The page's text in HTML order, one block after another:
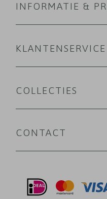
INFORMATIE &
KLANTENSERVICE
COLLECTIES
CONTACT